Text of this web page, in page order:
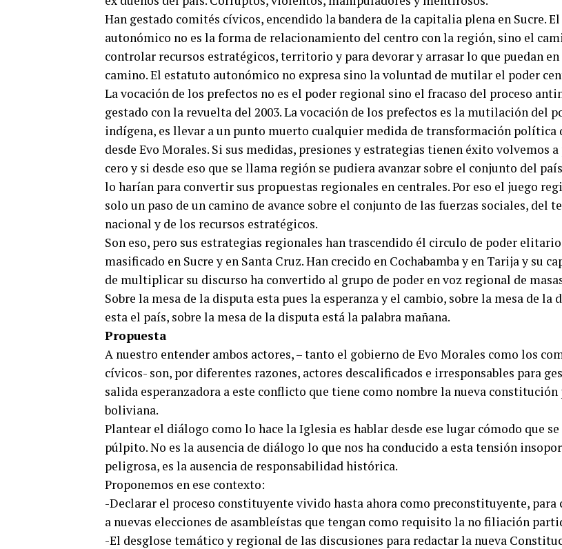
Han gestado comités cívicos, encendido la bandera de la capitalia plena en Sucre.
autonómico no es la forma de relacionamiento del centro con la región, sino el
controlar recursos estratégicos, territorio y para devorar y arrasar lo que puedan en
camino. El estatuto autonómico no expresa sino la voluntad de mutilar el poder
La vocación de los prefectos no es el poder regional sino el fracaso del proceso
gestado con la revuelta del 2003. La vocación de los prefectos es la mutilación del
indígena, es llevar a un punto muerto cualquier medida de transformación política
desde Evo Morales. Si sus medidas, presiones y estrategias tienen éxito volvemos
cero y si desde eso que se llama región se pudiera avanzar sobre el conjunto del
lo harían para convertir sus propuestas regionales en centrales. Por eso el juego
solo un paso de un camino de avance sobre el conjunto de las fuerzas sociales, del
nacional y de los recursos estratégicos.
Son eso, pero sus estrategias regionales han trascendido él circulo de poder elitario
masificado en Sucre y en Santa Cruz. Han crecido en Cochabamba y en Tarija y su
de multiplicar su discurso ha convertido al grupo de poder en voz regional de
Sobre la mesa de la disputa esta pues la esperanza y el cambio, sobre la mesa de la
esta el país, sobre la mesa de la disputa está la palabra mañana.
Propuesta
A nuestro entender ambos actores, – tanto el gobierno de Evo Morales como los
cívicos- son, por diferentes razones, actores descalificados e irresponsables para
salida esperanzadora a este conflicto que tiene como nombre la nueva
boliviana.
Plantear el diálogo como lo hace la Iglesia es hablar desde ese lugar cómodo que
púlpito. No es la ausencia de diálogo lo que nos ha conducido a esta tensión
peligrosa, es la ausencia de responsabilidad histórica.
Proponemos en ese contexto:
-Declarar el proceso constituyente vivido hasta ahora como preconstituyente, para
a nuevas elecciones de asambleístas que tengan como requisito la no filiación
-El desglose temático y regional de las discusiones para redactar la nueva